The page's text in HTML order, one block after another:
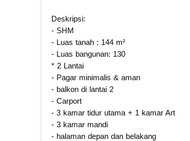
Deskripsi:
- SHM
- Luas tanah : 144 m²
- Luas bangunan: 130
* 2 Lantai
- Pagar minimalis & aman
- balkon di lantai 2
- Carport
- 3 kamar tidur utama + 1 kamar Art
- 3 kamar mandi
- halaman depan dan belakang